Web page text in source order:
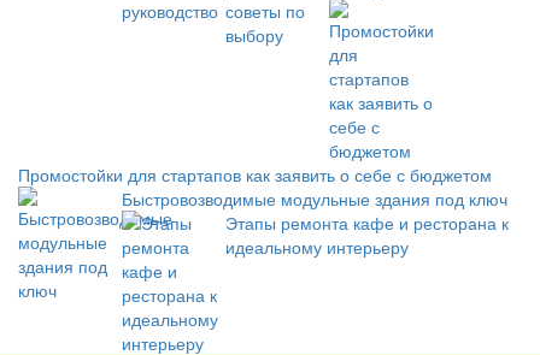
Промостойки для стартапов как заявить о себе с бюджетом
Быстровозводимые модульные здания под ключ
Этапы ремонта кафе и ресторана к
идеальному интерьеру